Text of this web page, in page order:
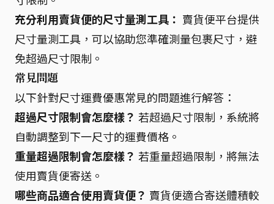
充分利用賣貨便的尺寸量測工具： 賣貨便平台提供
尺寸量測工具，可以協助您準確測量包裹尺寸，避
免超過尺寸限制。
常見問題
以下針對尺寸運費優惠常見的問題進行解答：
超過尺寸限制會怎麼樣？ 若超過尺寸限制，系統將
自動調整到下一尺寸的運費價格。
重量超過限制會怎麼樣？ 若重量超過限制，將無法
使用賣貨便寄送。
哪些商品適合使用賣貨便？ 賣貨便適合寄送體積較